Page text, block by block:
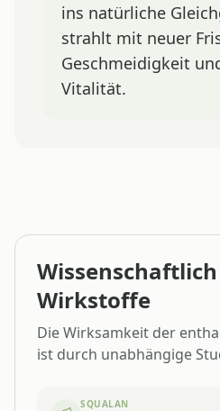
ins natürliche
strahlt mit neuer
Geschmeidigkeit
Vitalität.
Wirkstoffe
Die Wirksamkeit der
ist durch unabhängige
SQUALAN